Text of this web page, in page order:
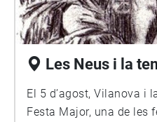
Les Neus i la
El 5 d’agost, Vilanova i
Festa Major, una de les